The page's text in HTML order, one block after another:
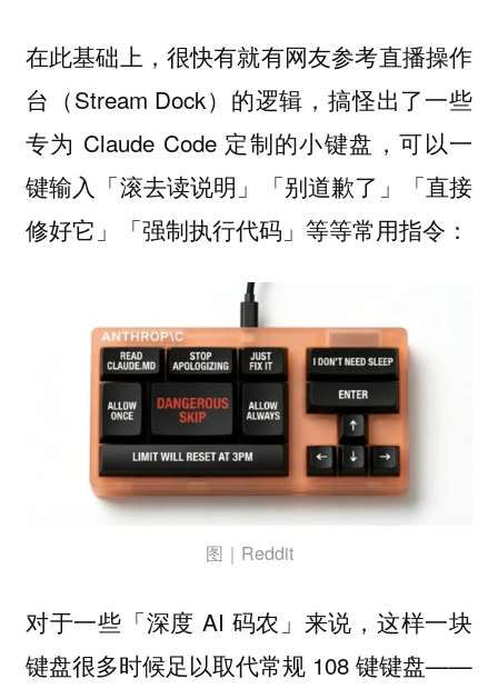
在此基础上，很快有就有网友参考直播操作
台（Stream Dock）的逻辑，搞怪出了一些
专为 Claude Code 定制的小键盘，可以一
键输入「滚去读说明」「别道歉了」「直接
修好它」「强制执行代码」等等常用指令：
图｜Reddit
对于一些「深度 AI 码农」来说，这样一块
键盘很多时候足以取代常规 108 键键盘——